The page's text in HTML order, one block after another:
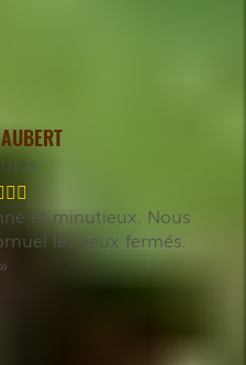
2026
et minutieux. Nous
les yeux fermés.